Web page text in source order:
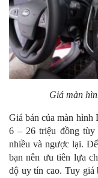
Giá màn
Giá bán của màn hình
6 – 26 triệu đồng tùy
nhiều và ngược lại.
bạn nên ưu tiên lựa
độ uy tín cao. Tuy giá